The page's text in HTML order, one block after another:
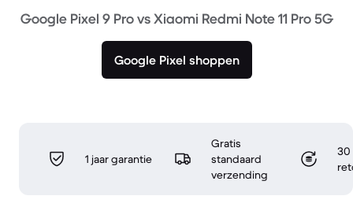
Google Pixel 9 Pro vs Xiaomi Redmi Note 11 Pro 5G
Google Pixel shoppen
1 jaar garantie
Gratis
standaard
verzending
30